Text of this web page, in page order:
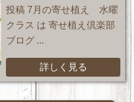
投稿 7月の寄せ植え 水曜
クラス は 寄せ植え倶楽部
ブログ ...
詳しく見る